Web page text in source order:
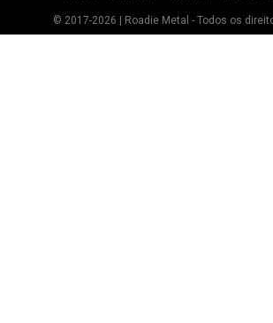
© 2017-2026 | Roadie Metal - Todos os